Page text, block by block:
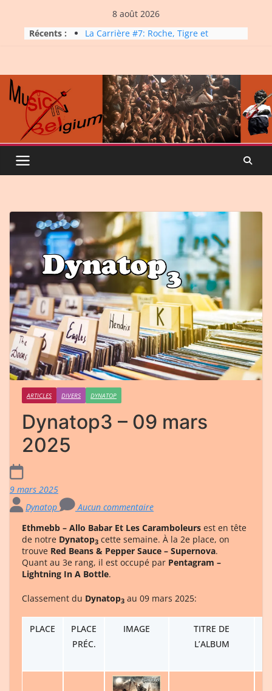
content
8 août 2026
Récents :
La Carrière #7: Roche, Tigre et
Micro Festival #16, maxi line-
Dynatop3 – 26 juillet 2026
ARTICLES DIVERS DYNATOP
Dynatop3 – 09 mars
2025
9 mars 2025
Dynatop
Aucun commentaire
Ethmebb – Allo Babar Et Les Caramboleurs est en tête
de notre Dynatop3 cette semaine. À la 2e place, on
trouve Red Beans & Pepper Sauce – Supernova.
Quant au 3e rang, il est occupé par Pentagram –
Lightning In A Bottle.
Classement du Dynatop3 au 09 mars 2025:
PLACE
PLACE
PRÉC.
IMAGE
TITRE DE
L’ALBUM